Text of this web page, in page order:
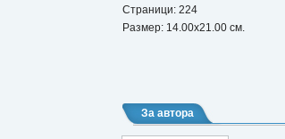
Страници: 224
Размер: 14.00x21.00 см.
За автора